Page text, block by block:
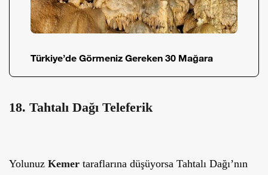
Türkiye’de Görmeniz Gereken 30 Mağara
18. Tahtalı Dağı Teleferik
Yolunuz Kemer taraflarına düşüyorsa Tahtalı Dağı’nın